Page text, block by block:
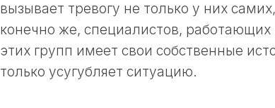
вызывает тревогу не только у них
конечно же, специалистов,
этих групп имеет свои собственные
только усугубляет ситуацию.